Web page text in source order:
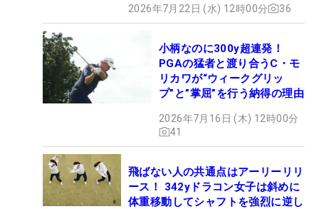
2026年7月22日 (水) 12時00分 36
小柄なのに300y超連発！
PGAの猛者と渡り合うC・モ
リカワが“ウィークグリッ
プ”と”掌屈”を行う納得の理由
2026年7月16日 (木) 12時00分
41
飛ばない人の共通点はアーリーリリ
ース！ 342yドラコン女子は斜めに
体重移動してシャフトを強烈に逆し